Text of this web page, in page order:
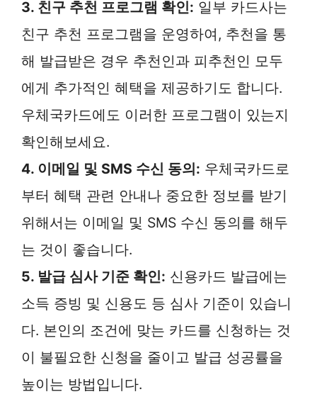
3. 친구 추천 프로그램 확인: 일부 카드사는
친구 추천 프로그램을 운영하여, 추천을 통
해 발급받은 경우 추천인과 피추천인 모두
에게 추가적인 혜택을 제공하기도 합니다.
우체국카드에도 이러한 프로그램이 있는지
확인해보세요.
4. 이메일 및 SMS 수신 동의: 우체국카드로
부터 혜택 관련 안내나 중요한 정보를 받기
위해서는 이메일 및 SMS 수신 동의를 해두
는 것이 좋습니다.
5. 발급 심사 기준 확인: 신용카드 발급에는
소득 증빙 및 신용도 등 심사 기준이 있습니
다. 본인의 조건에 맞는 카드를 신청하는 것
이 불필요한 신청을 줄이고 발급 성공률을
높이는 방법입니다.